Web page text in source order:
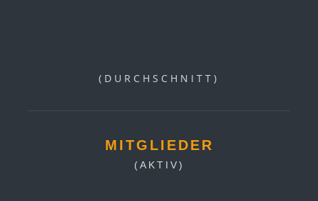
(DURCHSCHNITT)
MITGLIEDER
(AKTIV)